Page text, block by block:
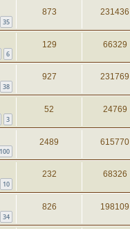
35
873 231436
6
129 66329
38
927 231769
3
52 24769
100
2489 615770
10
232 68326
34
826 198109